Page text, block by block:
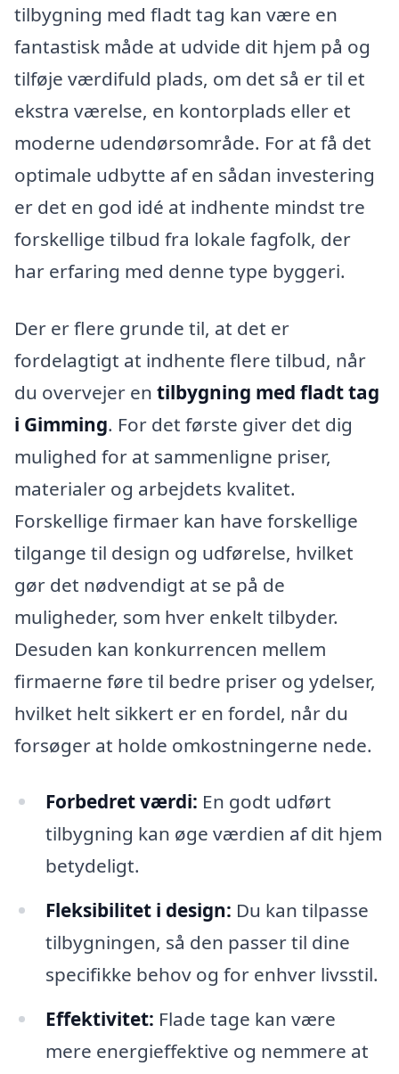
tilbygning med fladt tag kan være en
fantastisk måde at udvide dit hjem på og
tilføje værdifuld plads, om det så er til et
ekstra værelse, en kontorplads eller et
moderne udendørsområde. For at få det
optimale udbytte af en sådan investering
er det en god idé at indhente mindst tre
forskellige tilbud fra lokale fagfolk, der
har erfaring med denne type byggeri.
Der er flere grunde til, at det er
fordelagtigt at indhente flere tilbud, når
du overvejer en tilbygning med fladt tag
i Gimming. For det første giver det dig
mulighed for at sammenligne priser,
materialer og arbejdets kvalitet.
Forskellige firmaer kan have forskellige
tilgange til design og udførelse, hvilket
gør det nødvendigt at se på de
muligheder, som hver enkelt tilbyder.
Desuden kan konkurrencen mellem
firmaerne føre til bedre priser og ydelser,
hvilket helt sikkert er en fordel, når du
forsøger at holde omkostningerne nede.
Forbedret værdi: En godt udført
tilbygning kan øge værdien af dit hjem
betydeligt.
Fleksibilitet i design: Du kan tilpasse
tilbygningen, så den passer til dine
specifikke behov og for enhver livsstil.
Effektivitet: Flade tage kan være
mere energieffektive og nemmere at